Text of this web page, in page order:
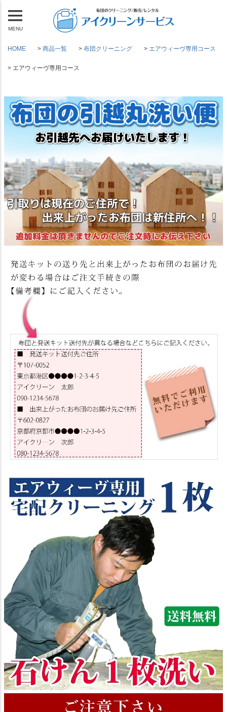
MENU
HOME 商品一覧 布団クリーニング エアウィーヴ専用コース
エアウィーヴ専用コース